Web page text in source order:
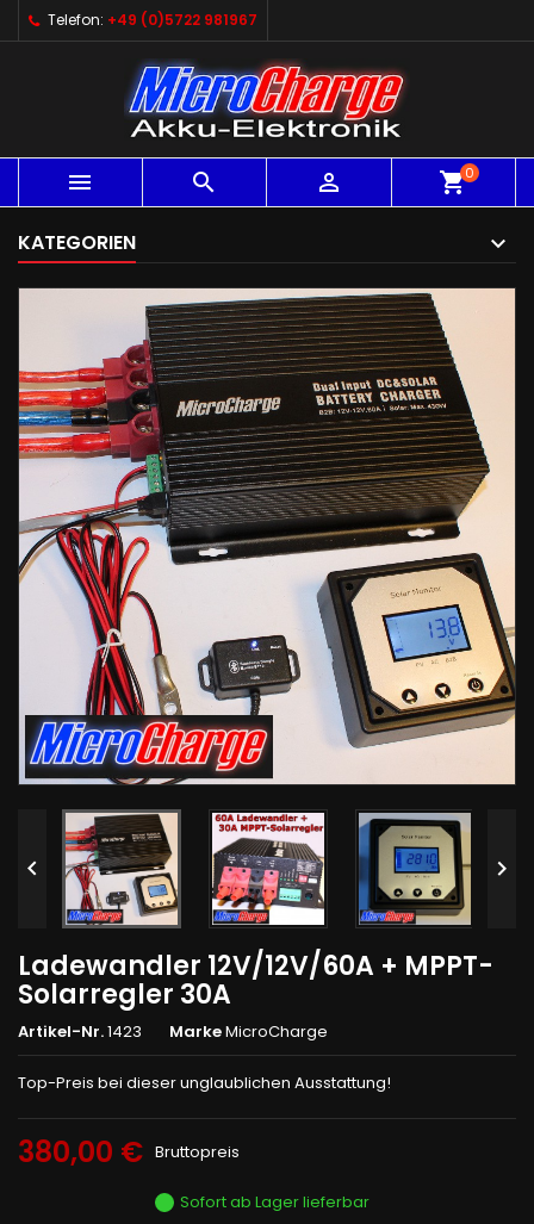
Telefon: +49 (0)5722 981967
   shopping_cart0
KATEGORIEN
 
Ladewandler 12V/12V/60A + MPPT-
Solarregler 30A
Artikel-Nr.1423 MarkeMicroCharge
Top-Preis bei dieser unglaublichen Ausstattung!
380,00 € Bruttopreis
Sofort ab Lager lieferbar